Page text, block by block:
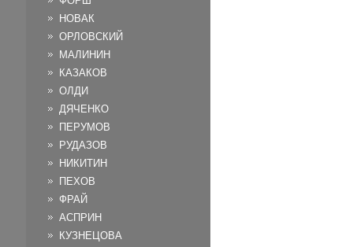
НОВАК
ОРЛОВСКИЙ
МАЛИНИН
КАЗАКОВ
ОЛДИ
ДЯЧЕНКО
ПЕРУМОВ
РУДАЗОВ
НИКИТИН
ПЕХОВ
ФРАЙ
АСПРИН
КУЗНЕЦОВА